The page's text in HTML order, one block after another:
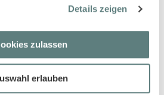
Details zeigen
zulassen
erlauben
JOHN SWEAT
32,95 €